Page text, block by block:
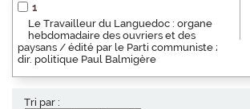
1
Le Travailleur du Languedoc : organe
hebdomadaire des ouvriers et des
paysans / édité par le Parti communiste ;
dir. politique Paul Balmigère
Tri par :